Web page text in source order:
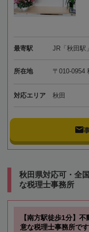
最寄駅 JR「秋田駅
所在地 〒010-0954
対応エリア 秋田
秋田県対応可・全
な税理士事務所
【南方駅徒歩1分】
意な税理士事務所です